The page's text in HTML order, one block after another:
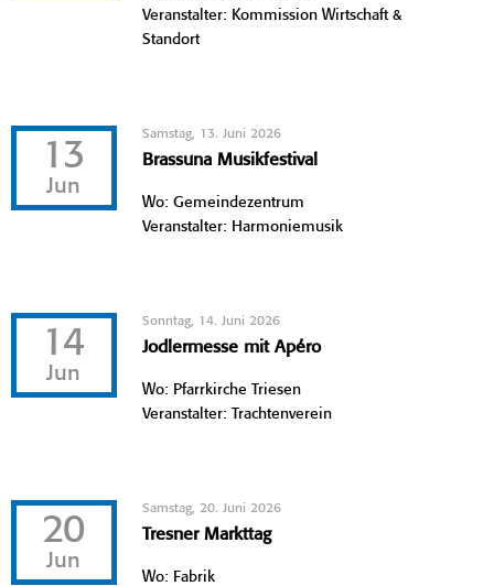
Veranstalter: Kommission Wirtschaft &
Standort
13
Jun
Samstag, 13. Juni 2026
Brassuna Musikfestival
Wo: Gemeindezentrum
Veranstalter: Harmoniemusik
14
Jun
Sonntag, 14. Juni 2026
Jodlermesse mit Apéro
Wo: Pfarrkirche Triesen
Veranstalter: Trachtenverein
20
Jun
Samstag, 20. Juni 2026
Tresner Markttag
Wo: Fabrik